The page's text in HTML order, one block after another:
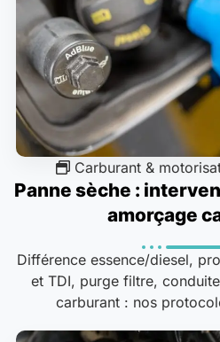
Carburant &
Panne sèche :
amorçage
Différence essence/diesel,
et TDI, purge filtre,
carburant : nos